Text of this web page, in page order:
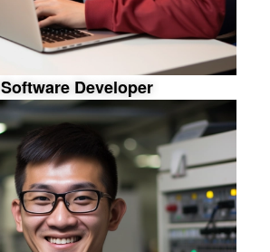
Software Developer